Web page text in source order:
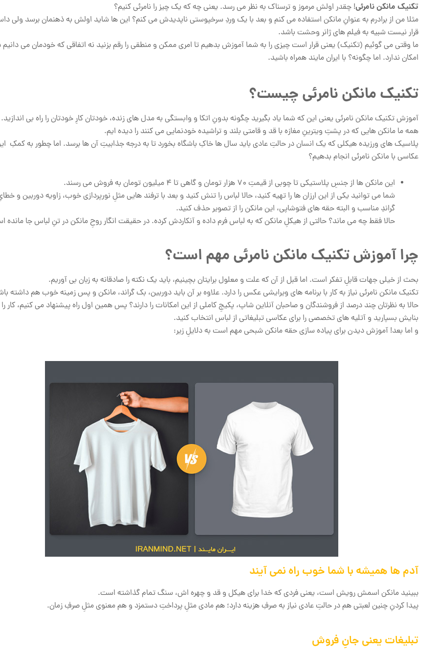
تکنیک مانکن نامرئی! چقدر اولش مرموز و ترسناک به نظر می رسد. یعنی چه که یک چیز را نامرئی کنیم؟
مثلا من از برادرم به عنوانِ مانکن استفاده می کنم و بعد با یک وردِ سرخپوستی ناپدیدش می کنم؟ این ها شاید اولش به ذهنمان برسد ولی
قرار نیست شبیه به فیلم های ژانر وحشت باشد.
ما وقتی می گوئیم (تکنیک) یعنی قرار است چیزی را به شما آموزش بدهیم تا امری ممکن و منطقی را رقم بزنید نه اتفاقی که خودمان می
امکان ندارد. اما چگونه؟ با ایران مایند همراه باشید.
تکنیک مانکن نامرئی چیست؟
آموزش تکنیک مانکن نامرئی یعنی این که شما یاد بگیرید چگونه بدونِ اتکا و وابستگی به مدل های زنده، خودتان کارِ خودتان را راه بی اندازید.
همه ما مانکن هایی که در پشتِ ویترینِ مغازه با قد و قامتی بلند و تراشیده خودنمایی می کنند را دیده ایم.
پلاسیک های ورزیده هیکلی که یک انسان در حالتِ عادی باید سال ها خاکِ باشگاه بخورد تا به درجه جذابیتِ آن ها برسد. اما چطور به کمکِ
عکاسی با مانکن نامرئی انجام بدهیم؟
این مانکن ها از جنسِ پلاستیکی تا چوبی از قیمتِ 70 هزار تومان و گاهی تا 4 میلیون تومان به فروش می رسند.
شما می توانید یکی از این ارزان ها را تهیه کنید، حالا لباس را تنش کنید و بعد با ترفند هایی مثلِ نورپردازی خوب، زاویه دوربین و
گراندِ مناسب و البته حقه های فتوشاپی، این مانکن را از تصویر حذف کنید.
حالا فقط چه می ماند؟ حالتی از هیکلِ مانکن که به لباس فرم داده و آنکاردش کرده. در حقیقت انگار روحِ مانکن در تنِ لباس جا مانده
چرا آموزش تکنیک مانکن نامرئی مهم است؟
بحث از خیلی جهات قابلِ تفکر است. اما قبل از آن که علت و معلول برایتان بچینیم، باید یک نکته را صادقانه به زبان بی آوریم.
تکنیک مانکن نامرئی نیاز به کار با برنامه های ویرایشی عکس را دارد. علاوه بر آن باید دوربین، بک گراند، مانکن و پس زمینه خوب هم داشته
حالا به نظرتان چند درصد از فروشندگان و صاحبان آنلاین شاپ، پکیجِ کاملی از این امکانات را دارند؟ پس همین اول راه پیشنهاد می کنیم، کار را
بنایش بسپارید و آتلیه های تخصصی را برای عکاسی تبلیغاتی از لباس انتخاب کنید.
و اما بعد! آموزش دیدن برای پیاده سازی حقه مانکن شبحی مهم است به دلایلِ زیر:
آدم ها همیشه با شما خوب راه نمی آیند
ببینید مانکن اسمش رویش است، یعنی فردی که خدا برای هیکل و قد و چهره اش، سنگ تمام گذاشته است.
پیدا کردنِ چنین لعبتی هم در حالتِ عادی نیاز به صرفِ هزینه دارد؛ هم مادی مثلِ پرداختِ دستمزد و هم معنوی مثلِ صرفِ زمان.
تبلیغات یعنی جانِ فروش